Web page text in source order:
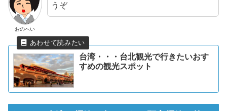
おのへい
うぞ
台湾・・・台北観光で行きたいおす
すめの観光スポット